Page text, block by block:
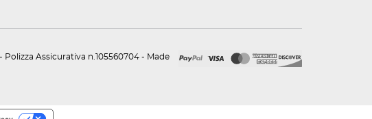
Polizza Assicurativa n.105560704 - Made